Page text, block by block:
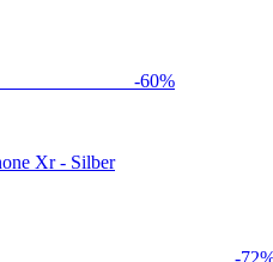
-60%
Xr - Silber
-72